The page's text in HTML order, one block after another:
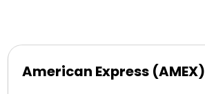
American Express (AMEX)